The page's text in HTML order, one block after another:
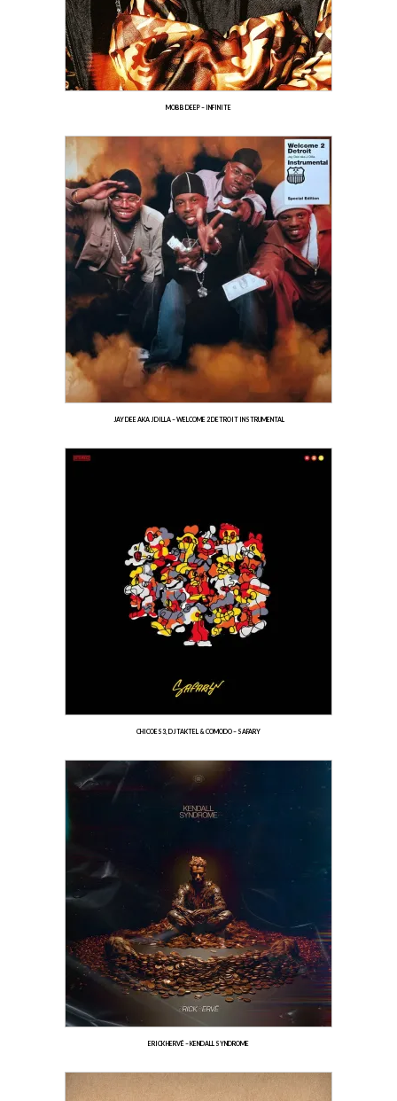
MOBB DEEP – INFINITE
JAY DEE AKA J DILLA – WELCOME 2 DETROIT INSTRUMENTAL
CHICOES3, DJ TAKTEL & COMODO – SAFARY
ERICK HERVÉ – KENDALL SYNDROME